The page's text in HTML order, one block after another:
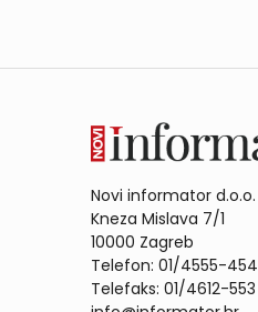
Novi informator d.o.o.
Kneza Mislava 7/1
10000 Zagreb
Telefon: 01/4555-454
Telefaks: 01/4612-553